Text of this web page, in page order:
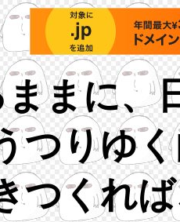
まに、
つりゆ
つくれ